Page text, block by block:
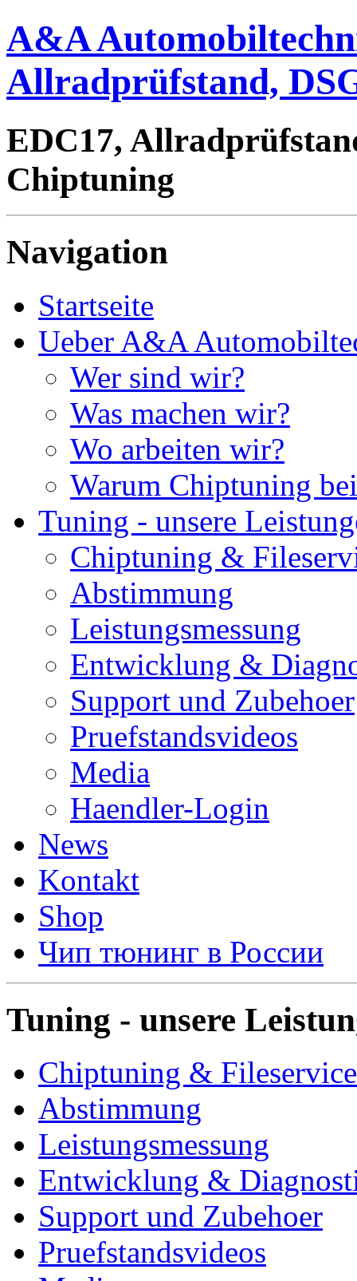
A&A
Allradprüfstand,
EDC17,
Chiptuning
Navigation
Startseite
Ueber A&A
Wer sind wir?
Was machen wir?
Wo arbeiten wir?
Warum Chiptuning
Tuning - unsere
Chiptuning &
Abstimmung
Leistungsmessung
Entwicklung &
Support und Zubehoer
Pruefstandsvideos
Media
Haendler-Login
News
Kontakt
Shop
Чип тюнинг в России
Tuning - unsere
Chiptuning & Fileservice
Abstimmung
Leistungsmessung
Entwicklung &
Support und Zubehoer
Pruefstandsvideos